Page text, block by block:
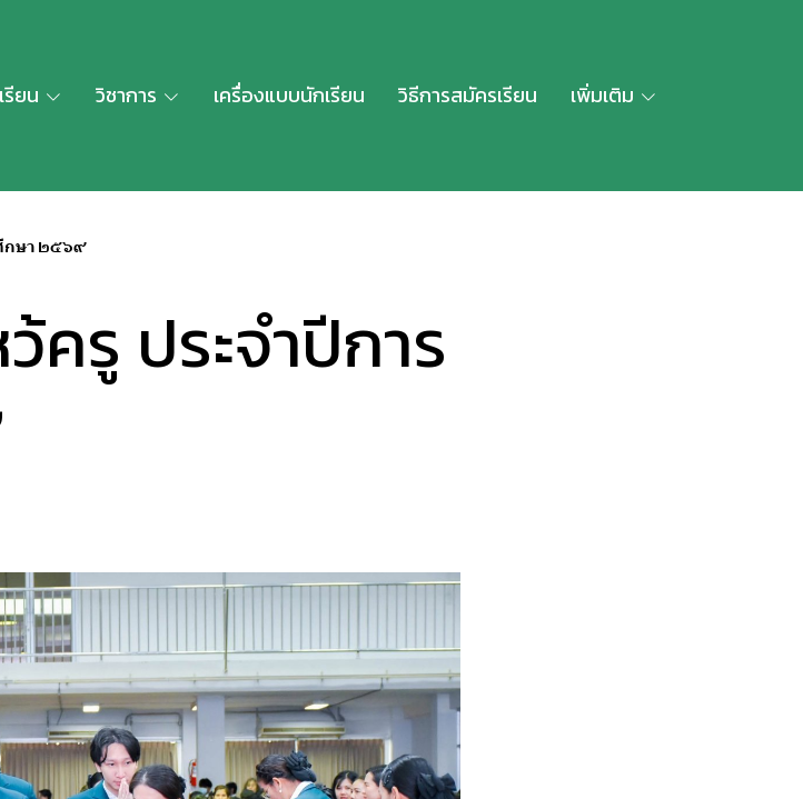
รียน วิชาการ เครื่องแบบนักเรียน วิธีการสมัครเรียน เพิ่มเติม
กษา ๒๕๖๙
ครู ประจำปีการ